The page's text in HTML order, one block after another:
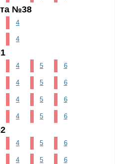
№38
4
4
4 5 6
4 5 6
4 5 6
4 5 6
4 5 6
4 5 6